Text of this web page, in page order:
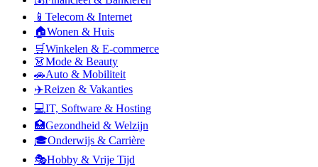
📱 Telecom & Internet
🏠Wonen & Huis
🛒Winkelen & E-commerce
👗Mode & Beauty
🚗Auto & Mobiliteit
✈️Reizen & Vakanties
💻IT, Software & Hosting
🏥Gezondheid & Welzijn
🎓Onderwijs & Carrière
🎭Hobby & Vrije Tijd